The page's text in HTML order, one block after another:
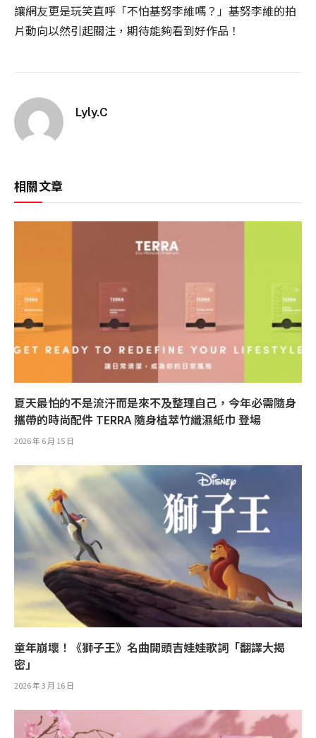
讓網友更是玩笑直呼「不怕基努李維嗎？」基努李維的拍
片動向以然引起關注，期待能夠看到好作品！
Lyly.C
相關文章
夏天最怕的不是流汗而是來不及整理自己，今年必需隨身
攜帶的時尚配件 TERRA 隨身植萃竹纖濕紙巾 登場
2026 年 6 月 15 日
童年崩壞！《獅子王》名曲開頭吉娃娃歌詞「翻譯大揭
密」
2026 年 3 月 16 日